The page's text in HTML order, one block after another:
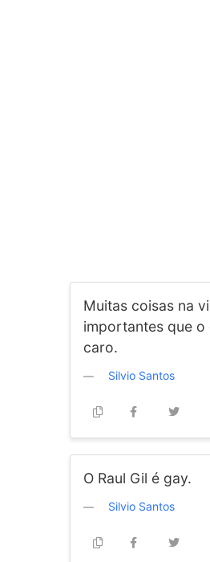
Muitas coisas na
importantes que o
caro.
Silvio Santos
O Raul Gil é gay.
Silvio Santos